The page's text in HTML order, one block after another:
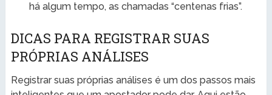
há algum tempo, as chamadas “centenas frias”.
DICAS PARA REGISTRAR SUAS
PRÓPRIAS ANÁLISES
Registrar suas próprias análises é um dos passos mais